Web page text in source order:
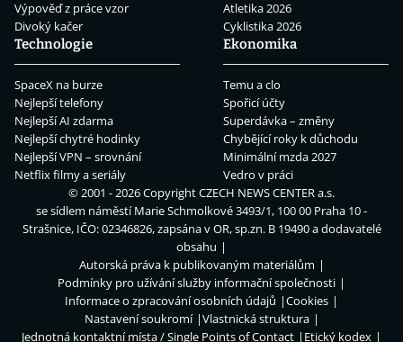
Výpověď z práce vzor
Divoký kačer
Atletika 2026
Cyklistika 2026
Technologie
SpaceX na burze
Nejlepší telefony
Nejlepší AI zdarma
Nejlepší chytré hodinky
Nejlepší VPN – srovnání
Netflix filmy a seriály
Ekonomika
Temu a clo
Spořicí účty
Superdávka – změny
Chybějící roky k důchodu
Minimální mzda 2027
Vedro v práci
© 2001 - 2026 CopyrightCZECH NEWS CENTER a.s.
se sídlem náměstí Marie Schmolkové 3493/1, 100 00 Praha 10 -
Strašnice, IČO: 02346826, zapsána v OR, sp.zn. B 19490 a dodavatelé
obsahu
Autorská práva k publikovaným materiálům
Podmínky pro užívání služby informační společnosti
Informace o zpracování osobních údajů
Cookies
Nastavení soukromí
Vlastnická struktura
Jednotná kontaktní místa / Single Points of Contact
Etický kodex